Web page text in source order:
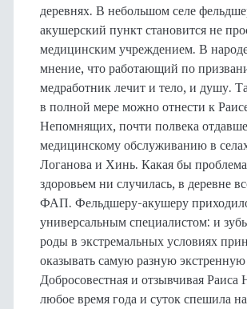
деревнях. В небольшом селе
акушерский пункт становится не
медицинским учреждением. В
мнение, что работающий по
медработник лечит и тело, и душу.
в полной мере можно отнести к
Непомнящих, почти полвека
медицинскому обслуживанию в
Логанова и Хинь. Какая бы
здоровьем ни случилась, в деревне
ФАП. Фельдшеру-акушеру
универсальным специалистом: и
роды в экстремальных условиях
оказывать самую разную
Добросовестная и отзывчивая Раиса
любое время года и суток спешила